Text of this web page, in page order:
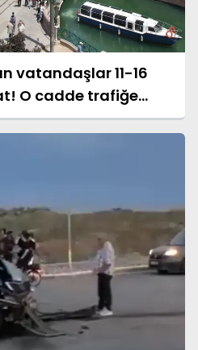
vatandaşlar 11-16
O cadde trafiğe